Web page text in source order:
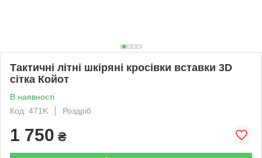
Тактичні літні шкіряні кросівки вставки 3D
сітка Койот
В наявності
Код: 471K
Роздріб
1 750 ₴